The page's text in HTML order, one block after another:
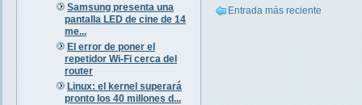
Samsung presenta una
pantalla LED de cine de 14
me...
El error de poner el
repetidor Wi-Fi cerca del
router
Linux: el kernel superará
pronto los 40 millones d...
Entrada más reciente